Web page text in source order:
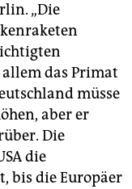
„Die
das Primat
müsse
aber er
Die
die
bis die Europäer